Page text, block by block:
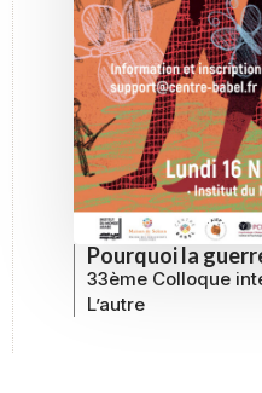
Pourquoi la
33ème Colloque
L’autre